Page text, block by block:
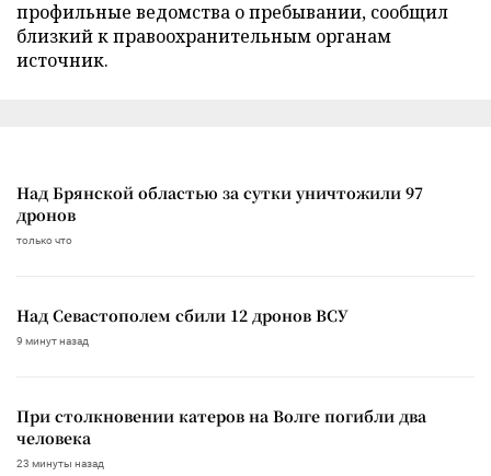
профильные ведомства о пребывании, сообщил
близкий к правоохранительным органам
источник.
Над Брянской областью за сутки уничтожили 97
дронов
только что
Над Севастополем сбили 12 дронов ВСУ
9 минут назад
При столкновении катеров на Волге погибли два
человека
23 минуты назад